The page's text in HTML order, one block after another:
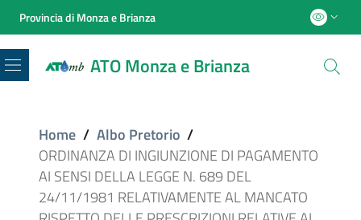
Provincia di Monza e Brianza
ATO Monza e Brianza
Menu
Home / Albo Pretorio /
ORDINANZA DI INGIUNZIONE DI PAGAMENTO
AI SENSI DELLA LEGGE N. 689 DEL
24/11/1981 RELATIVAMENTE AL MANCATO